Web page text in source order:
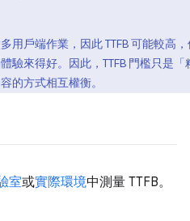
用戶端作業，因此 TTFB 可能較高
驗來得好。因此，TTFB 門檻只是「
的方式相互權衡。
室或實際環境中測量 TTFB。